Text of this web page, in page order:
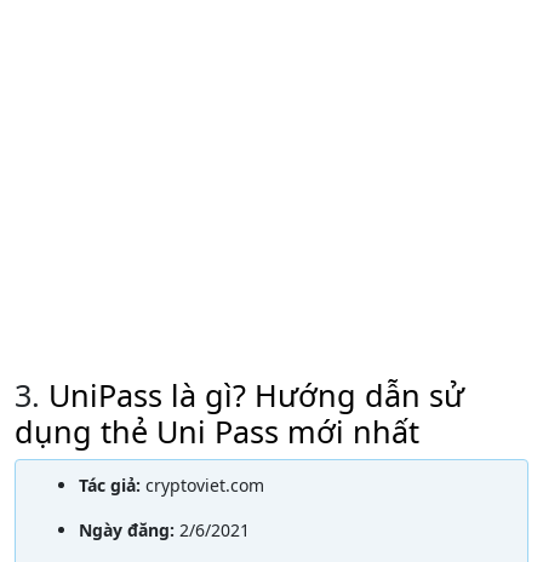
3. UniPass là gì? Hướng dẫn sử
dụng thẻ Uni Pass mới nhất
Tác giả: cryptoviet.com
Ngày đăng: 2/6/2021